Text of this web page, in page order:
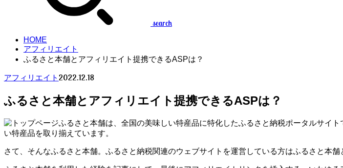
search
HOME
アフィリエイト
ふるさと本舗とアフィリエイト提携できるASPは？
アフィリエイト 2022.12.18
ふるさと本舗とアフィリエイト提携できるASPは？
ふるさと本舗は、全国の美味しい特産品に特化したふるさと納税ポータルサイ
い特産品を取り揃えています。
さて、そんなふるさと本舗。ふるさと納税関連のウェブサイトを運営している方はふるさと本